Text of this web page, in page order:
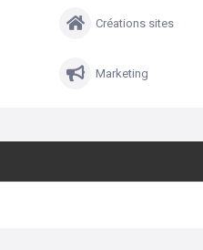
Créations sites
Marketing